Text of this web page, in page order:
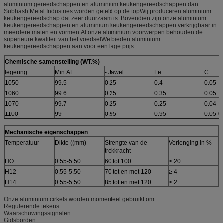
aluminium gereedschappen en aluminium keukengereedschappen dan
Subhash Metal Industries worden geteld op de topWij produceren aluminium
keukengereedschap dat zeer duurzaam is. Bovendien zijn onze aluminium
keukengereedschappen en aluminium keukengereedschappen verkrijgbaar in
meerdere maten en vormen.Al onze aluminium voorwerpen behouden de
superieure kwaliteit van het voedselWe bieden aluminium
keukengereedschappen aan voor een lage prijs.
Chemische samenstelling (WT.%)
legering
Min.AL - Jawel. Fe
C.
1050
99.5 0.25 0.4
0.05
1060
99.6 0.25 0.35
0.05
1070
99.7 0.25 0.25
0.04
1100
99 0.95 0.95 0.05-
Mechanische eigenschappen
Temperatuur
Dikte ((mm)
Strengte van de
trekkracht
Verlenging in %
HO 0.55-5.50 60 tot 100
≥ 20
H12
0.55-5.50 70 tot en met 120
≥ 4
H14
0.55-5.50 85 tot en met 120 ≥ 2
Onze aluminium cirkels worden momenteel gebruikt om:
Regulerende tekens
Waarschuwingssignalen
Gidsborden